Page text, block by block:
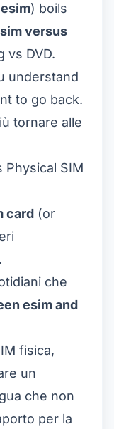
) boils
versus
vs DVD.
understand
to go back.
tornare alle
Physical SIM
card (or
che
esim and
fisica,
un
che non
per la